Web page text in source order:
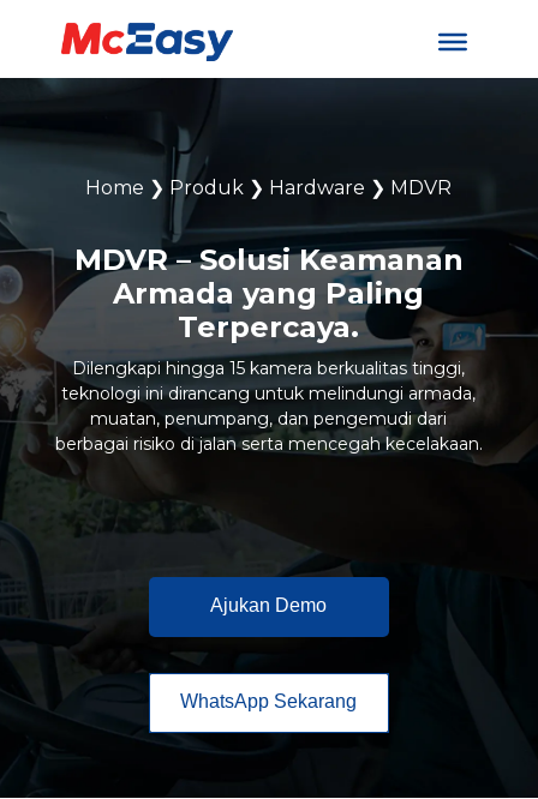
Home ❯ Produk ❯ Hardware ❯ MDVR
MDVR – Solusi Keamanan
Armada yang Paling
Terpercaya.
Dilengkapi hingga 15 kamera berkualitas tinggi,
teknologi ini dirancang untuk melindungi armada,
muatan, penumpang, dan pengemudi dari
berbagai risiko di jalan serta mencegah kecelakaan.
Ajukan Demo
WhatsApp Sekarang